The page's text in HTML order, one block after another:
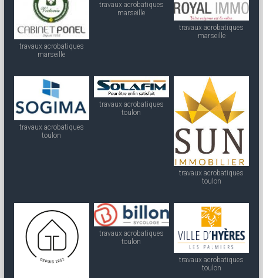
travaux acrobatiques
marseille
travaux acrobatiques
marseille
travaux acrobatiques
marseille
travaux acrobatiques
toulon
travaux acrobatiques
toulon
travaux acrobatiques
toulon
travaux acrobatiques
toulon
travaux acrobatiques
toulon